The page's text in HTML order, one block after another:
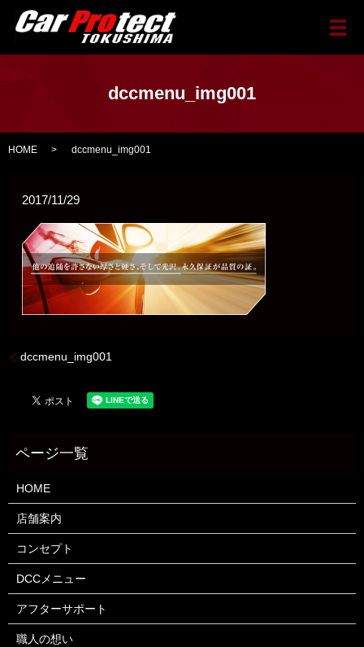
メ
dccmenu_img001
HOME dccmenu_img001
2017/11/29
dccmenu_img001
HOME
店舗案内
コンセプト
DCCメニュー
アフターサポート
職人の想い